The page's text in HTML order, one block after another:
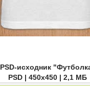
PSD-исходник
PSD | 450x450 | 2,1 МБ